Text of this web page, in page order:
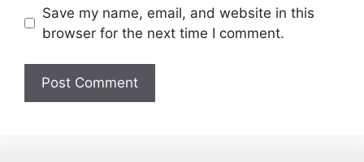
Save my name, email, and website in this
browser for the next time I comment.